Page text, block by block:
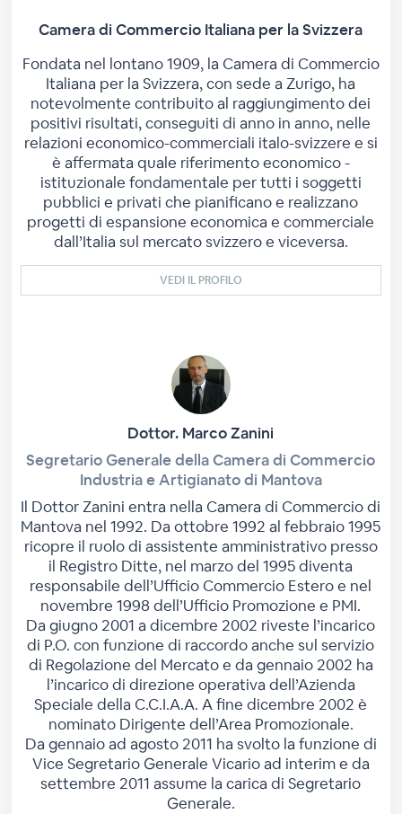
Camera di Commercio Italiana per la Svizzera
Fondata nel lontano 1909, la Camera di Commercio
Italiana per la Svizzera, con sede a Zurigo, ha
notevolmente contribuito al raggiungimento dei
positivi risultati, conseguiti di anno in anno, nelle
relazioni economico-commerciali italo-svizzere e si
è affermata quale riferimento economico -
istituzionale fondamentale per tutti i soggetti
pubblici e privati che pianificano e realizzano
progetti di espansione economica e commerciale
dall’Italia sul mercato svizzero e viceversa.
VEDI IL PROFILO
Dottor. Marco Zanini
Segretario Generale della Camera di Commercio
Industria e Artigianato di Mantova
Il Dottor Zanini entra nella Camera di Commercio di
Mantova nel 1992. Da ottobre 1992 al febbraio 1995
ricopre il ruolo di assistente amministrativo presso
il Registro Ditte, nel marzo del 1995 diventa
responsabile dell’Ufficio Commercio Estero e nel
novembre 1998 dell’Ufficio Promozione e PMI.
Da giugno 2001 a dicembre 2002 riveste l’incarico
di P.O. con funzione di raccordo anche sul servizio
di Regolazione del Mercato e da gennaio 2002 ha
l’incarico di direzione operativa dell’Azienda
Speciale della C.C.I.A.A. A fine dicembre 2002 è
nominato Dirigente dell’Area Promozionale.
Da gennaio ad agosto 2011 ha svolto la funzione di
Vice Segretario Generale Vicario ad interim e da
settembre 2011 assume la carica di Segretario
Generale.